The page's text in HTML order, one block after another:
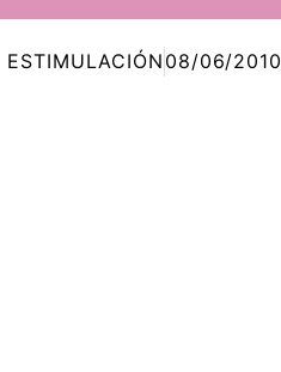
ESTIMULACIÓN 08/06/2010